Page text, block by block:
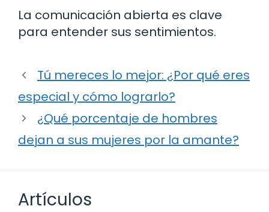
La comunicación abierta es clave
para entender sus sentimientos.
Tú mereces lo mejor: ¿Por qué eres
especial y cómo lograrlo?
¿Qué porcentaje de hombres
dejan a sus mujeres por la amante?
Artículos